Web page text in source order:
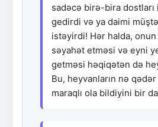
sadəcə birə-bira dostları
gedirdi və ya daimi
istəyirdi! Hər halda,
səyahət etməsi və eyni
getməsi həqiqətən də
Bu, heyvanların nə
maraqlı ola bildiyini bir